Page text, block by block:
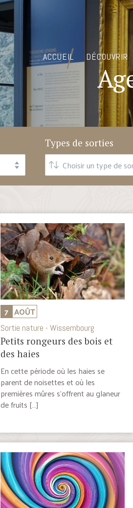
ACCUEIL DÉCOUVRIR
Types de sorties
7 AOÛT
Sortie nature - Wissembourg
Petits rongeurs des bois et
des haies
En cette période où les haies se
parent de noisettes et où les
premières mûres s’offrent au glaneur
de fruits […]